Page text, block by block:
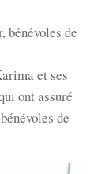
de
et ses
ont assuré
de